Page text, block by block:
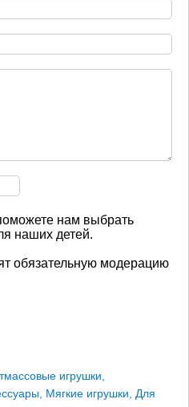
нам выбрать
наших детей.
обязательную модерацию
игрушки
Мягкие игрушки
Для